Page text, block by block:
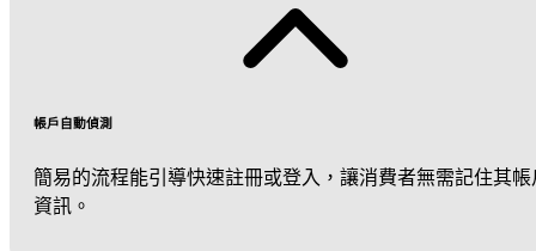
帳戶自動偵測
簡易的流程能引導快速註冊或登入，讓消費者無需記住其帳
資訊。